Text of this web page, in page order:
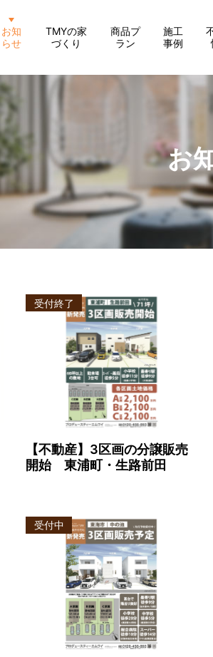
お
受付終了
【不動産】3区画の分譲販売
開始 東浦町・生路前田
受付中
お知
らせ
TMYの家
づくり
商品プ
ラン
施工
事例